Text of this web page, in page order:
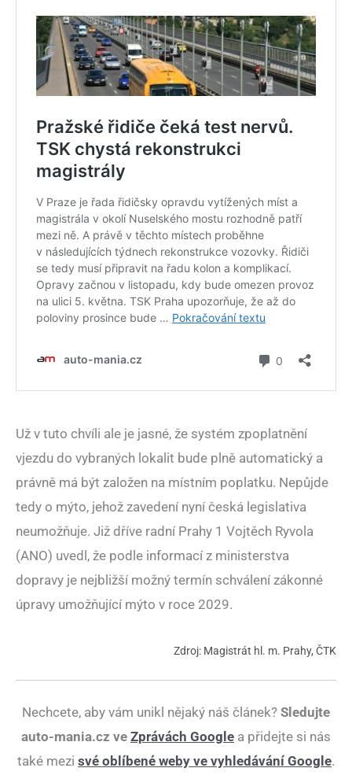
Už v tuto chvíli ale je jasné, že systém zpoplatnění
vjezdu do vybraných lokalit bude plně automatický a
právně má být založen na místním poplatku. Nepůjde
tedy o mýto, jehož zavedení nyní česká legislativa
neumožňuje. Již dříve radní Prahy 1 Vojtěch Ryvola
(ANO) uvedl, že podle informací z ministerstva
dopravy je nejbližší možný termín schválení zákonné
úpravy umožňující mýto v roce 2029.
Zdroj: Magistrát hl. m. Prahy, ČTK
Nechcete, aby vám unikl nějaký náš článek? Sledujte
auto-mania.cz ve Zprávách Google a přidejte si nás
také mezi své oblíbené weby ve vyhledávání Google.